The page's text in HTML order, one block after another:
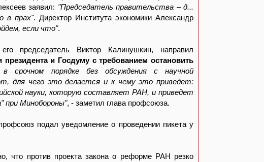
заявил: "Председатель правительства – д...
в прах". Директор Института экономики Александр
если что".
председатель Виктор Калинушкин, направил
и Госдуму с требованием остановить
в срочном порядке без обсуждения с научной
для чего это делается и к чему это приведет:
науки, которую составляет РАН, и приведет
при Минобороны", - заметил глава профсоюза.
подал уведомление о проведении пикета у
что против проекта закона о реформе РАН резко